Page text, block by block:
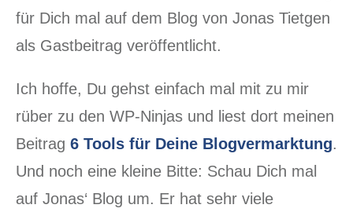
für Dich mal auf dem Blog von Jonas Tietgen
als Gastbeitrag veröffentlicht.
Ich hoffe, Du gehst einfach mal mit zu mir
rüber zu den WP-Ninjas und liest dort meinen
Beitrag 6 Tools für Deine Blogvermarktung.
Und noch eine kleine Bitte: Schau Dich mal
auf Jonas‘ Blog um. Er hat sehr viele